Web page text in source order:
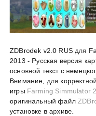
ZDBrodek v2.0 RUS для
2013 - Русская версия
основной текст с
Внимание, для
игры Farming Simmulator
оригинальный файл
установке в архиве.